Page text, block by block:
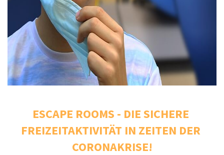
ESCAPE ROOMS - DIE SICHERE
FREIZEITAKTIVITÄT IN ZEITEN DER
CORONAKRISE!